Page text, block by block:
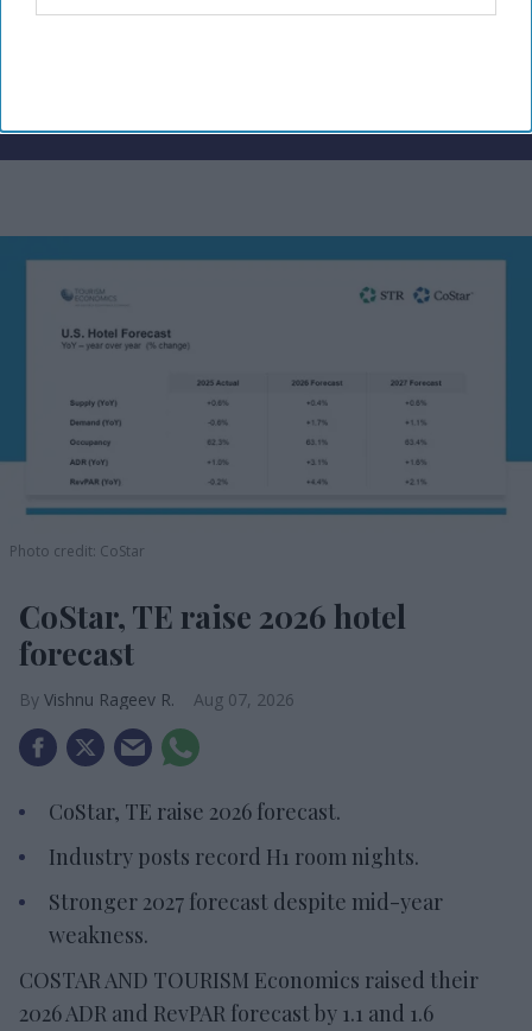
By subscribing, you agree to our Terms & Conditions.
Photo credit: CoStar
CoStar, TE raise 2026 hotel
forecast
Vishnu Rageev R. Aug 07, 2026
CoStar, TE raise 2026 forecast.
Industry posts record H1 room nights.
Stronger 2027 forecast despite mid-year
weakness.
COSTAR AND TOURISM Economics raised their
2026 ADR and RevPAR forecast by 1.1 and 1.6